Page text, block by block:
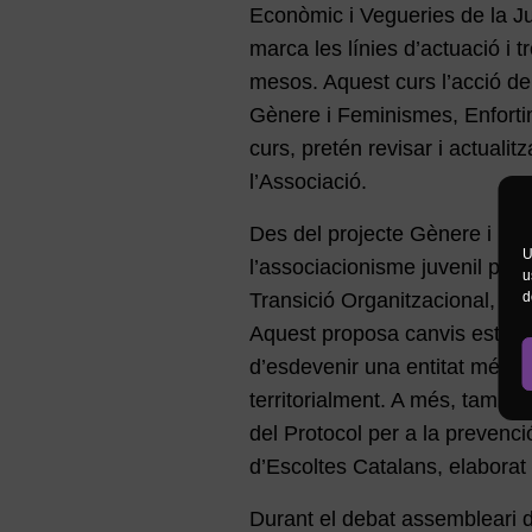
Econòmic i Vegueries de la
marca les línies d’actuació i
mesos. Aquest curs l’acció
Gènere i Feminismes,
curs, pretén revisar i
l’Associació.
Des del projecte Gènere i
l’associacionisme juvenil
Transició Organitzacional,
Aquest proposa canvis
d’esdevenir una entitat més
territorialment. A més, també
del Protocol per a la
d’Escoltes Catalans,
Durant el debat assembleari